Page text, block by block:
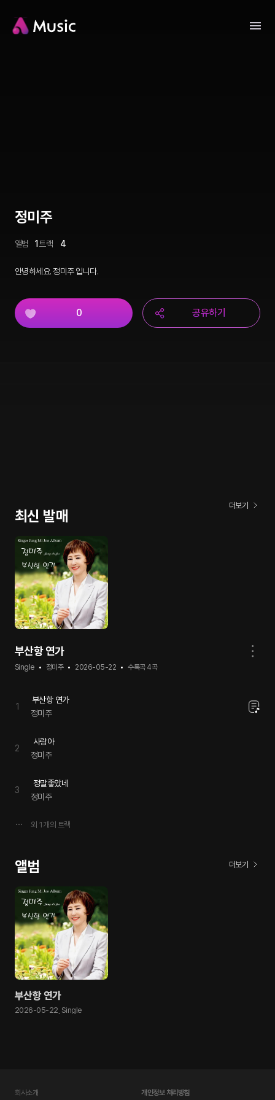
정미주
앨범 1 트랙 4
안녕하세요. 정미주 입니다.
0 공유하기
최신 발매
더보기
부산항 연가
Single 정미주 2026-05-22 수록곡 4곡
1
부산항 연가
정미주
2
사랑아
정미주
3
정말좋았네
정미주
외 1 개의 트랙
앨범 더보기
부산항 연가
2026-05-22 Single
회사소개 개인정보 처리방침